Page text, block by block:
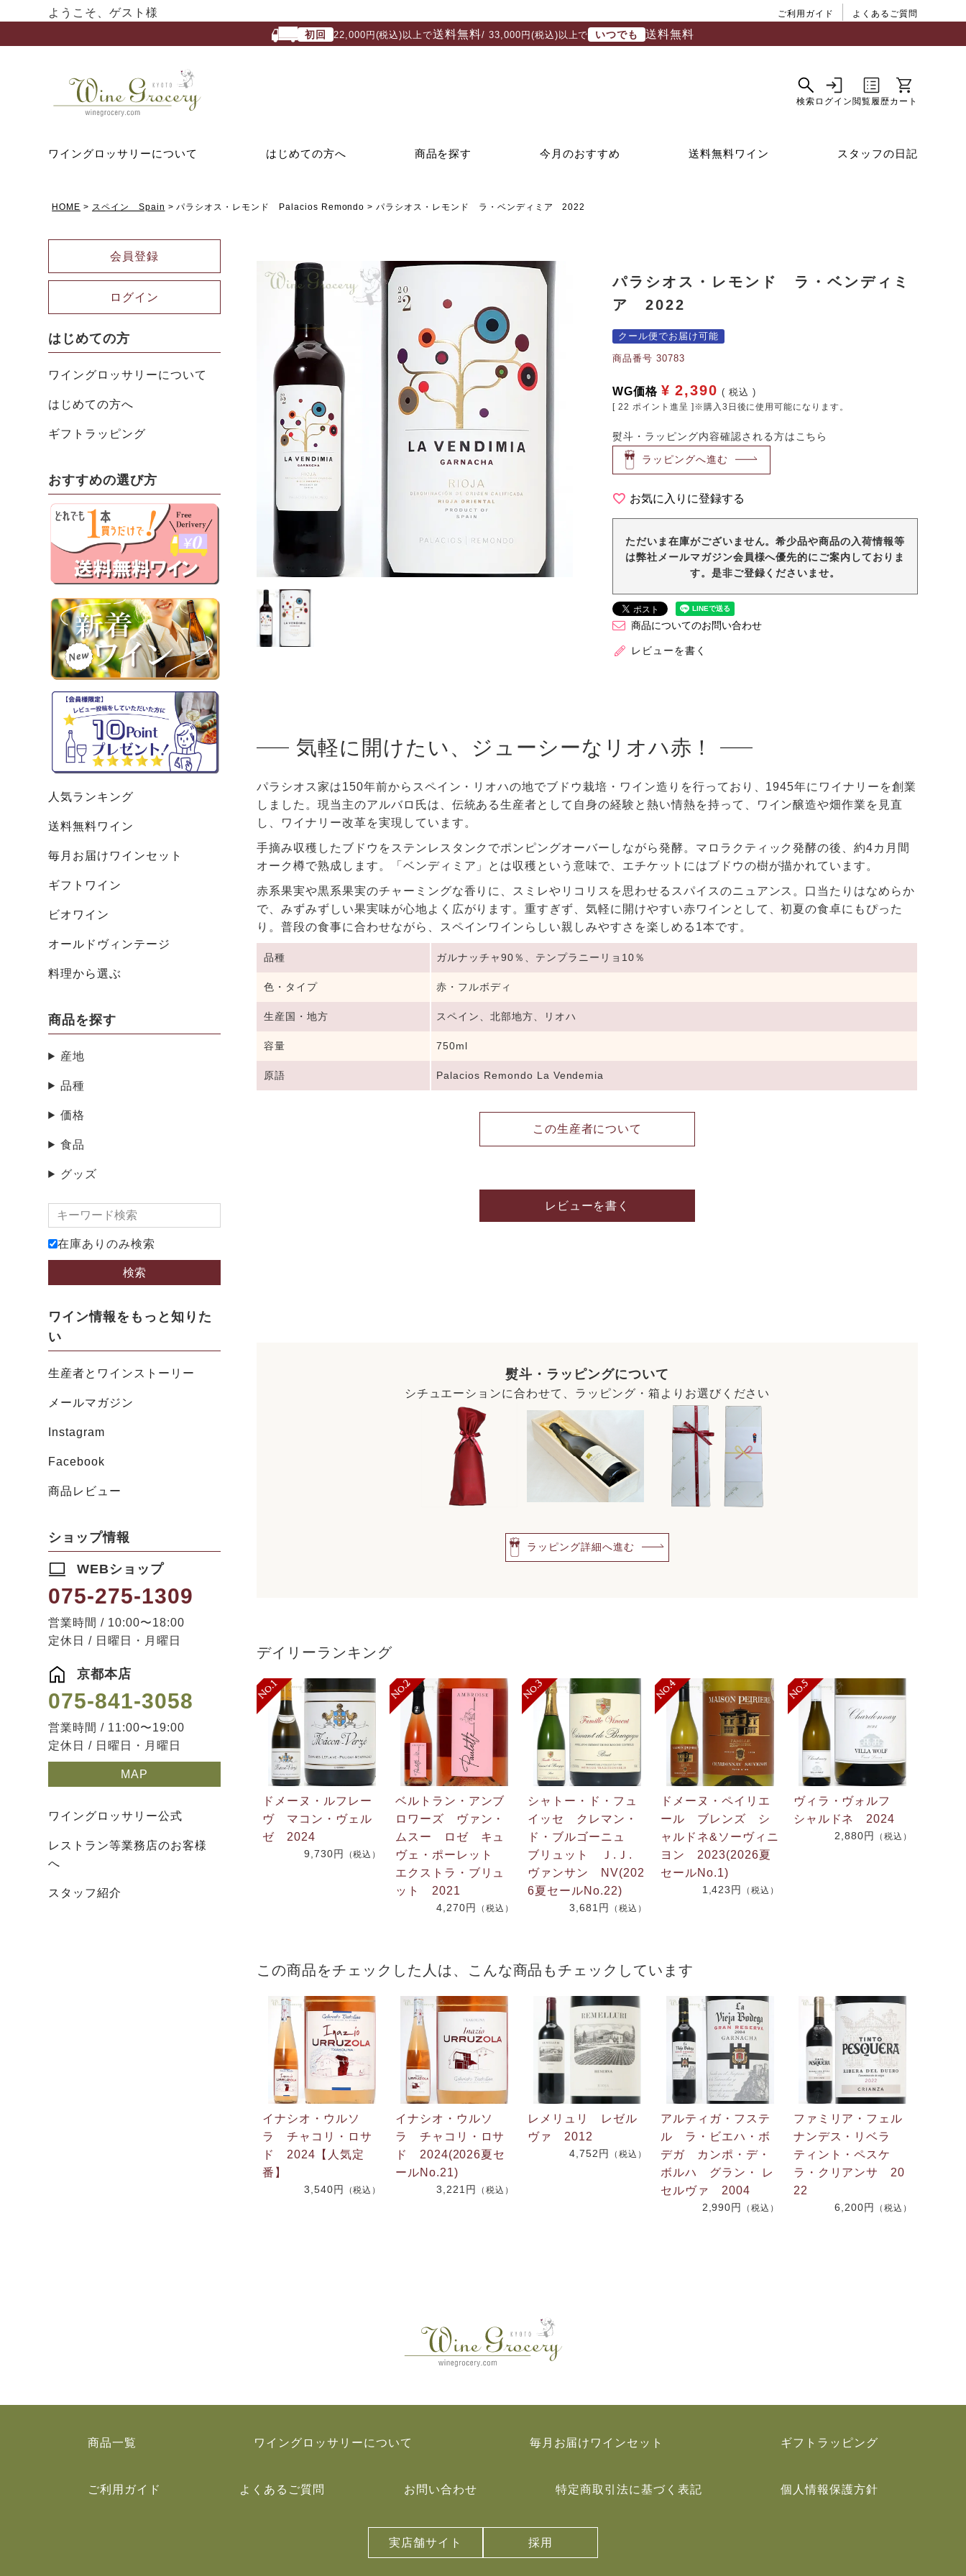
ようこそ、ゲスト様 ご利用ガイド よくあるご質問
初回 22,000円(税込)以上で送料無料/ 33,000円(税込)以上で いつでも 送料無料
ワイングロッサリーについて はじめての方へ 商品を探す 今月のおすすめ 送料無料ワイン スタッフの日記
HOME スペイン Spain パラシオス・レモンド Palacios Remondo パラシオス・レモンド ラ・ベンディミア 2022
会員登録
ログイン
はじめての方
ワイングロッサリーについて
はじめての方へ
ギフトラッピング
おすすめの選び方
人気ランキング
送料無料ワイン
毎月お届けワインセット
ギフトワイン
ビオワイン
オールドヴィンテージ
料理から選ぶ
商品を探す
産地
品種
価格
食品
グッズ
在庫ありのみ検索
検索
ワイン情報をもっと知りた
い
生産者とワインストーリー
メールマガジン
Instagram
Facebook
商品レビュー
ショップ情報
WEBショップ
075-275-1309
営業時間 / 10:00〜18:00
定休日 / 日曜日・月曜日
京都本店
075-841-3058
営業時間 / 11:00〜19:00
定休日 / 日曜日・月曜日
MAP
ワイングロッサリー公式
レストラン等業務店のお客様
へ
スタッフ紹介
パラシオス・レモンド ラ・ベンディミ
ア 2022
クール便でお届け可能
商品番号 30783
WG価格 ¥ 2,390 税込
[ 22 ポイント進呈 ]※購入3日後に使用可能になります。
熨斗・ラッピング内容確認される方はこちら
ラッピングへ進む
お気に入りに登録する
ただいま在庫がございません。希少品や商品の入荷情報等
は弊社メールマガジン会員様へ優先的にご案内しておりま
す。是非ご登録くださいませ。
商品についてのお問い合わせ
レビューを書く
気軽に開けたい、ジューシーなリオハ赤！
パラシオス家は150年前からスペイン・リオハの地でブドウ栽培・ワイン造りを行っており、1945年にワイナリーを創業
しました。現当主のアルバロ氏は、伝統ある生産者として自身の経験と熱い情熱を持って、ワイン醸造や畑作業を見直
し、ワイナリー改革を実現しています。
手摘み収穫したブドウをステンレスタンクでポンピングオーバーしながら発酵。マロラクティック発酵の後、約4カ月間
オーク樽で熟成します。「ベンディミア」とは収穫という意味で、エチケットにはブドウの樹が描かれています。
赤系果実や黒系果実のチャーミングな香りに、スミレやリコリスを思わせるスパイスのニュアンス。口当たりはなめらか
で、みずみずしい果実味が心地よく広がります。重すぎず、気軽に開けやすい赤ワインとして、初夏の食卓にもぴった
り。普段の食事に合わせながら、スペインワインらしい親しみやすさを楽しめる1本です。
品種 ガルナッチャ90％、テンプラニーリョ10％
色・タイプ 赤・フルボディ
生産国・地方 スペイン、北部地方、リオハ
容量 750ml
原語 Palacios Remondo La Vendemia
この生産者について
レビューを書く
熨斗・ラッピングについて
シチュエーションに合わせて、ラッピング・箱よりお選びください
ラッピング詳細へ進む
デイリーランキング
ドメーヌ・ルフレー
ヴ マコン・ヴェル
ゼ 2024
9,730円 （税込）
ベルトラン・アンブ
ロワーズ ヴァン・
ムスー ロゼ キュ
ヴェ・ポーレット
エクストラ・ブリュ
ット 2021
4,270円 （税込）
シャトー・ド・フュ
イッセ クレマン・
ド・ブルゴーニュ
ブリュット Ｊ.Ｊ.
ヴァンサン NV(202
6夏セールNo.22)
3,681円 （税込）
ドメーヌ・ペイリエ
ール ブレンズ シ
ャルドネ&ソーヴィニ
ヨン 2023(2026夏
セールNo.1)
1,423円 （税込）
ヴィラ・ヴォルフ
シャルドネ 2024
2,880円 （税込）
この商品をチェックした人は、こんな商品もチェックしています
イナシオ・ウルソ
ラ チャコリ・ロサ
ド 2024【人気定
番】
3,540円 （税込）
イナシオ・ウルソ
ラ チャコリ・ロサ
ド 2024(2026夏セ
ールNo.21)
3,221円 （税込）
レメリュリ レゼル
ヴァ 2012
4,752円 （税込）
アルティガ・フステ
ル ラ・ビエハ・ボ
デガ カンポ・デ・
ボルハ グラン・ レ
セルヴァ 2004
2,990円 （税込）
ファミリア・フェル
ナンデス・リベラ
ティント・ペスケ
ラ・クリアンサ 20
22
6,200円 （税込）
商品一覧 ワイングロッサリーについて 毎月お届けワインセット ギフトラッピング
ご利用ガイド よくあるご質問 お問い合わせ 特定商取引法に基づく表記 個人情報保護方針
実店舗サイト 採用